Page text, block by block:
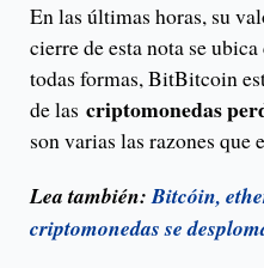
En las últimas horas, su
cierre de esta nota se
todas formas, BitBitcoin
de las criptomonedas
son varias las razones que
Lea también:Bitcóin,
criptomonedas se